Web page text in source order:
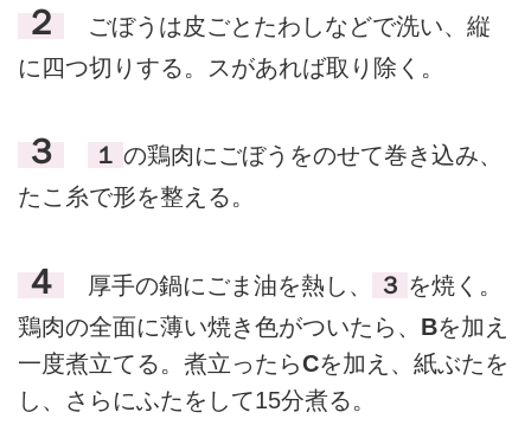
２
ごぼうは皮ごとたわしなどで洗い、縦
に四つ切りする。スがあれば取り除く。
３ １ の鶏肉にごぼうをのせて巻き込み、
たこ糸で形を整える。
４ 厚手の鍋にごま油を熱し、 ３ を焼く。
鶏肉の全面に薄い焼き色がついたら、 Bを加え
一度煮立てる。煮立ったらCを加え、紙ぶたを
し、さらにふたをして15分煮る。